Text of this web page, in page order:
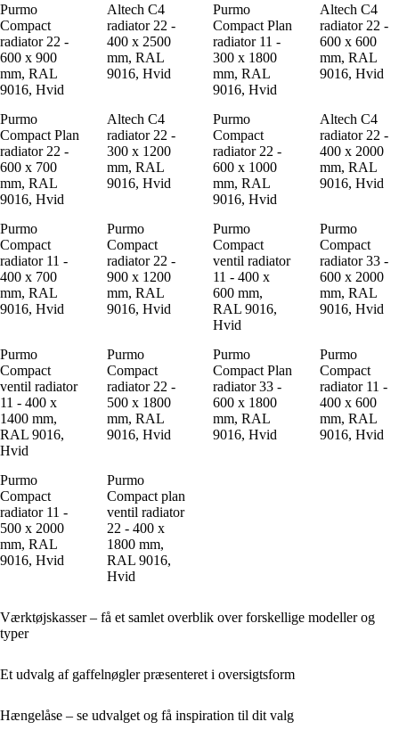
Purmo
Compact
radiator 22 -
600 x 900
mm, RAL
9016, Hvid
Altech C4
radiator 22 -
400 x 2500
mm, RAL
9016, Hvid
Purmo
Compact Plan
radiator 11 -
300 x 1800
mm, RAL
9016, Hvid
Altech C4
radiator 22 -
600 x 600
mm, RAL
9016, Hvid
Purmo
Compact Plan
radiator 22 -
600 x 700
mm, RAL
9016, Hvid
Altech C4
radiator 22 -
300 x 1200
mm, RAL
9016, Hvid
Purmo
Compact
radiator 22 -
600 x 1000
mm, RAL
9016, Hvid
Altech C4
radiator 22 -
400 x 2000
mm, RAL
9016, Hvid
Purmo
Compact
radiator 11 -
400 x 700
mm, RAL
9016, Hvid
Purmo
Compact
radiator 22 -
900 x 1200
mm, RAL
9016, Hvid
Purmo
Compact
ventil radiator
11 - 400 x
600 mm,
RAL 9016,
Hvid
Purmo
Compact
radiator 33 -
600 x 2000
mm, RAL
9016, Hvid
Purmo
Compact
ventil radiator
11 - 400 x
1400 mm,
RAL 9016,
Hvid
Purmo
Compact
radiator 22 -
500 x 1800
mm, RAL
9016, Hvid
Purmo
Compact Plan
radiator 33 -
600 x 1800
mm, RAL
9016, Hvid
Purmo
Compact
radiator 11 -
400 x 600
mm, RAL
9016, Hvid
Purmo
Compact
radiator 11 -
500 x 2000
mm, RAL
9016, Hvid
Purmo
Compact plan
ventil radiator
22 - 400 x
1800 mm,
RAL 9016,
Hvid
Værktøjskasser – få et samlet overblik over forskellige modeller og
typer
Et udvalg af gaffelnøgler præsenteret i oversigtsform
Hængelåse – se udvalget og få inspiration til dit valg